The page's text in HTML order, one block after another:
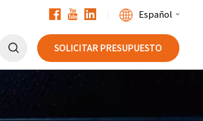
Español
SOLICITAR PRESUPUESTO